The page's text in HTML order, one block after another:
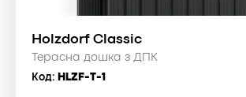
Holzdorf Classic
Терасна дошка з ДПК
Код: HLZF-T-1